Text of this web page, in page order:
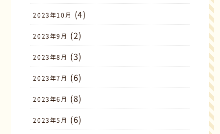
2023年10月 (4)
2023年9月 (2)
2023年8月 (3)
2023年7月 (6)
2023年6月 (8)
2023年5月 (6)